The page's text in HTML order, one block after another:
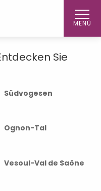
MENÜ
Sie
Südvogesen
Ognon-Tal
Vesoul-Val de Saône
car
car